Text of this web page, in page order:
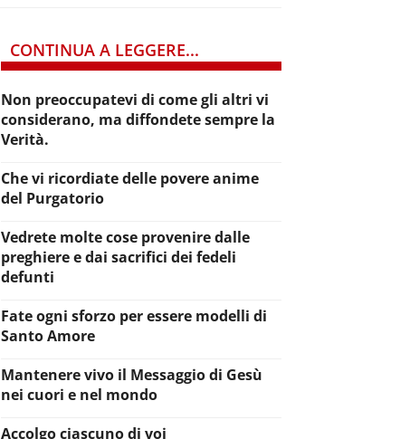
CONTINUA A LEGGERE...
Non preoccupatevi di come gli altri vi
considerano, ma diffondete sempre la
Verità.
Che vi ricordiate delle povere anime
del Purgatorio
Vedrete molte cose provenire dalle
preghiere e dai sacrifici dei fedeli
defunti
Fate ogni sforzo per essere modelli di
Santo Amore
Mantenere vivo il Messaggio di Gesù
nei cuori e nel mondo
Accolgo ciascuno di voi